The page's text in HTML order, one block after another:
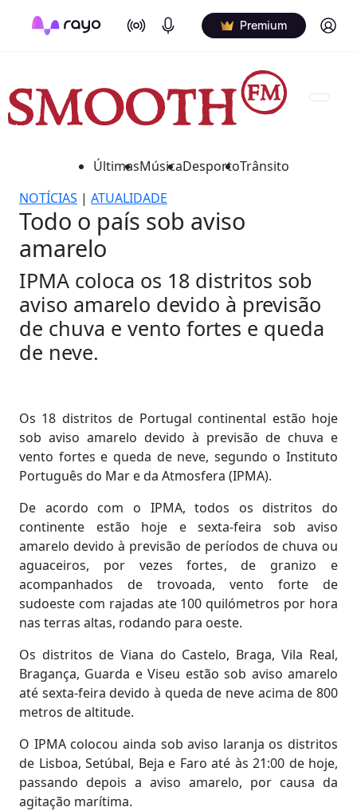
On Air Podcasts Premium Log in
ÚltimasMúsicaDesportoTrânsito
NOTÍCIAS | ATUALIDADE
Todo o país sob aviso
amarelo
IPMA coloca os 18 distritos sob
aviso amarelo devido à previsão
de chuva e vento fortes e queda
de neve.
Os 18 distritos de Portugal continental estão hoje
sob aviso amarelo devido à previsão de chuva e
vento fortes e queda de neve, segundo o Instituto
Português do Mar e da Atmosfera (IPMA).
De acordo com o IPMA, todos os distritos do
continente estão hoje e sexta-feira sob aviso
amarelo devido à previsão de períodos de chuva ou
aguaceiros, por vezes fortes, de granizo e
acompanhados de trovoada, vento forte de
sudoeste com rajadas ate 100 quilómetros por hora
nas terras altas, rodando para oeste.
Os distritos de Viana do Castelo, Braga, Vila Real,
Bragança, Guarda e Viseu estão sob aviso amarelo
até sexta-feira devido à queda de neve acima de 800
metros de altitude.
O IPMA colocou ainda sob aviso laranja os distritos
de Lisboa, Setúbal, Beja e Faro até às 21:00 de hoje,
passando depois a aviso amarelo, por causa da
agitação marítima.